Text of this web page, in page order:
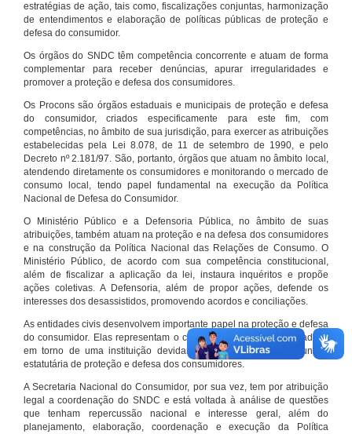
estratégias de ação, tais como, fiscalizações conjuntas, harmonização
de entendimentos e elaboração de políticas públicas de proteção e
defesa do consumidor.
Os órgãos do SNDC têm competência concorrente e atuam de forma
complementar para receber denúncias, apurar irregularidades e
promover a proteção e defesa dos consumidores.
Os Procons são órgãos estaduais e municipais de proteção e defesa
do consumidor, criados especificamente para este fim, com
competências, no âmbito de sua jurisdição, para exercer as atribuições
estabelecidas pela Lei 8.078, de 11 de setembro de 1990, e pelo
Decreto nº 2.181/97. São, portanto, órgãos que atuam no âmbito local,
atendendo diretamente os consumidores e monitorando o mercado de
consumo local, tendo papel fundamental na execução da Política
Nacional de Defesa do Consumidor.
O Ministério Público e a Defensoria Pública, no âmbito de suas
atribuições, também atuam na proteção e na defesa dos consumidores
e na construção da Política Nacional das Relações de Consumo. O
Ministério Público, de acordo com sua competência constitucional,
além de fiscalizar a aplicação da lei, instaura inquéritos e propõe
ações coletivas. A Defensoria, além de propor ações, defende os
interesses dos desassistidos, promovendo acordos e conciliações.
As entidades civis desenvolvem importante papel na proteção e defesa
do consumidor. Elas representam o conjunto organizado de cidadãos
em torno de uma instituição devidamente registrada e com função
estatutária de proteção e defesa dos consumidores.
A Secretaria Nacional do Consumidor, por sua vez, tem por atribuição
legal a coordenação do SNDC e está voltada à análise de questões
que tenham repercussão nacional e interesse geral, além do
planejamento, elaboração, coordenação e execução da Política